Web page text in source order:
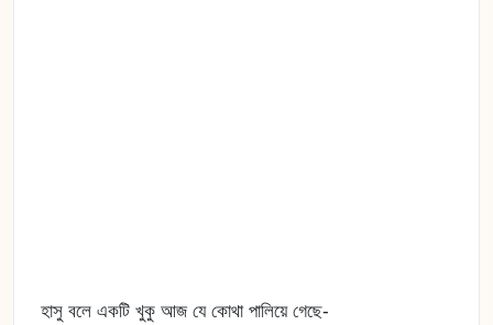
হাসু বলে একটি খুকু আজ যে কোথা পালিয়ে গেছে-